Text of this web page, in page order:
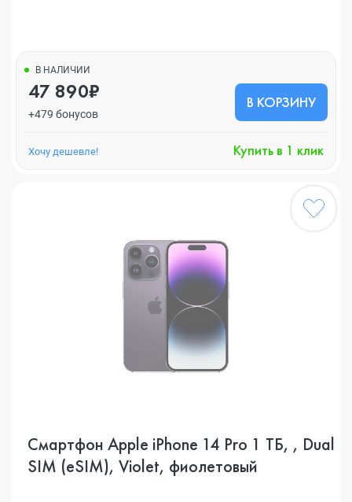
В НАЛИЧИИ
47 890₽
+479 бонусов
В КОРЗИНУ
Хочу дешевле! Купить в 1 клик
Смартфон Apple iPhone 14 Pro 1 ТБ, , Dual
SIM (eSIM), Violet, фиолетовый